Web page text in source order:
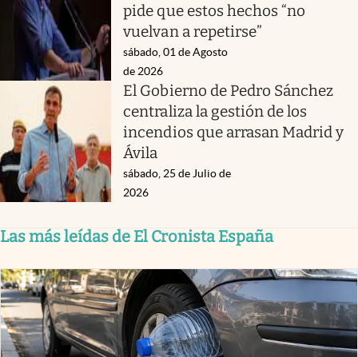
pide que estos hechos “no
vuelvan a repetirse”
sábado, 01 de Agosto
de 2026
El Gobierno de Pedro Sánchez
centraliza la gestión de los
incendios que arrasan Madrid y
Ávila
sábado, 25 de Julio de
2026
Las más leídas de El Cronista España